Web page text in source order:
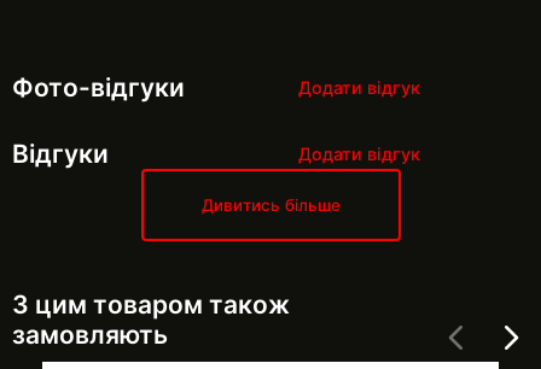
Фото-відгуки Додати відгук
Відгуки Додати відгук
Дивитись більше
З цим товаром також
замовляють